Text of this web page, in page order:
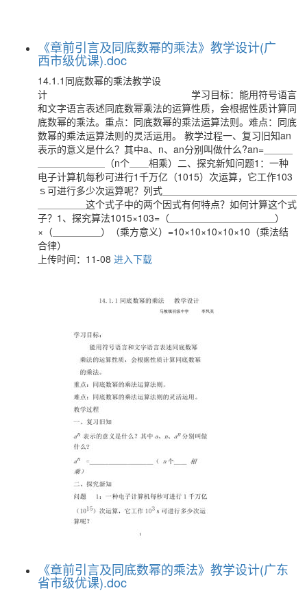
《章前引言及同底数幂的乘法》教学设计(广
西市级优课).doc
14.1.1同底数幂的乘法教学设
计 学习目标：能用符号语言
和文字语言表述同底数幂乘法的运算性质，会根据性质计算同
底数幂的乘法。重点：同底数幂的乘法运算法则。难点：同底
数幂的乘法运算法则的灵活运用。 教学过程一、复习旧知an
表示的意义是什么？其中a、n、an分别叫做什么?an=＿＿＿
＿＿＿＿＿＿＿（n个＿＿相乘）二、探究新知问题1：一种
电子计算机每秒可进行1千万亿（1015）次运算，它工作103
ｓ可进行多少次运算呢？列式＿＿＿＿＿＿＿＿＿＿＿＿＿＿
＿＿＿＿＿这个式子中的两个因式有何特点？如何计算这个式
子？1、探究算法1015×103=（＿＿＿＿＿＿＿＿＿＿＿）
×（＿＿＿＿＿）（乘方意义）=10×10×10×10×10（乘法结
合律）
上传时间：11-08 进入下载
《章前引言及同底数幂的乘法》教学设计(广东
省市级优课).doc